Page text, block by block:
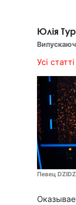
Юлія
Усі
Певец